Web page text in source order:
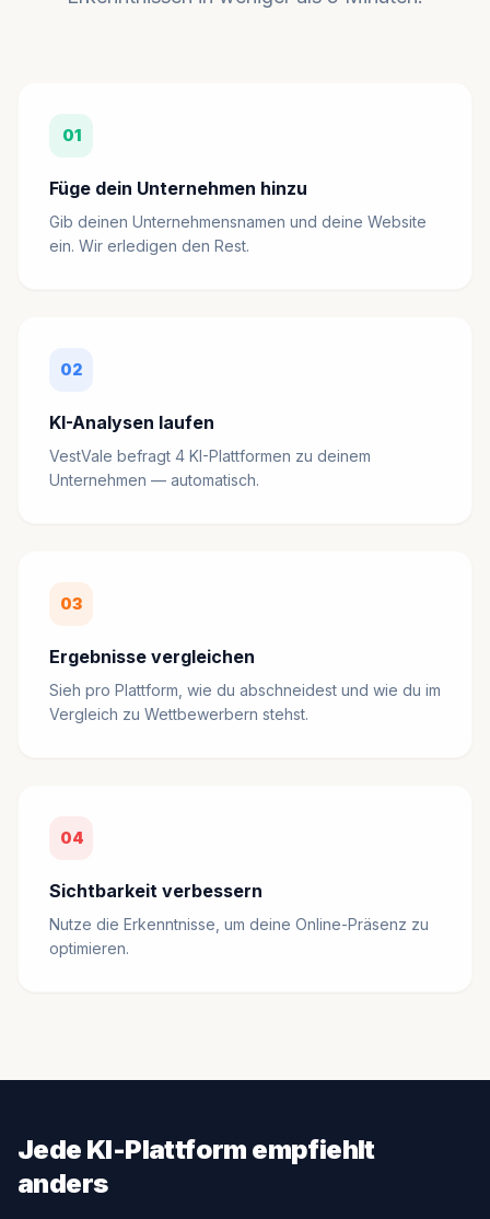
01
Füge dein Unternehmen hinzu
Gib deinen Unternehmensnamen und deine Website
ein. Wir erledigen den Rest.
02
KI-Analysen laufen
VestVale befragt 4 KI-Plattformen zu deinem
Unternehmen — automatisch.
03
Ergebnisse vergleichen
Sieh pro Plattform, wie du abschneidest und wie du im
Vergleich zu Wettbewerbern stehst.
04
Sichtbarkeit verbessern
Nutze die Erkenntnisse, um deine Online-Präsenz zu
optimieren.
Jede KI-Plattform empfiehlt
anders